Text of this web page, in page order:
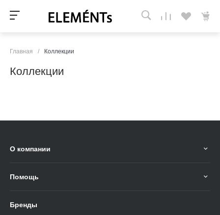
Главная / Коллекции
Коллекции
О компании
Помощь
Бренды